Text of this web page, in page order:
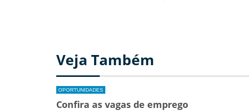
Veja Também
OPORTUNIDADES
Confira as vagas de emprego